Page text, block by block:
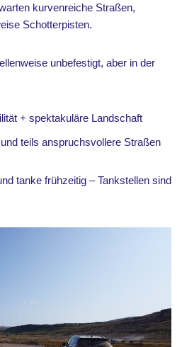
kurvenreiche Straßen,
Schotterpisten.
unbefestigt, aber in der
+ spektakuläre Landschaft
teils anspruchsvollere Straßen
tanke frühzeitig – Tankstellen sind